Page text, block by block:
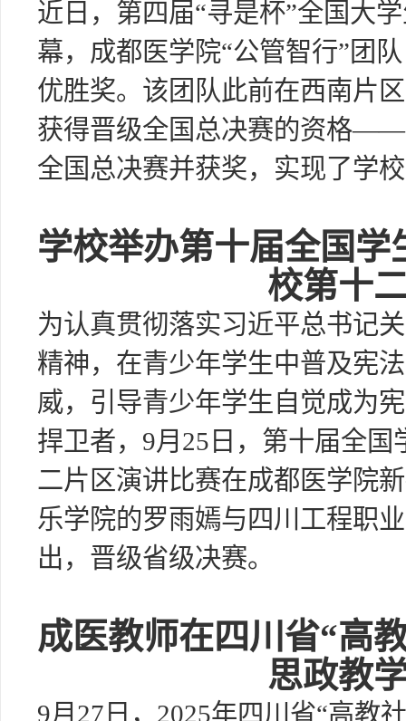
近日，第四届“寻是杯”全国大
幕，成都医学院“公管智行”团
优胜奖。该团队此前在西南片
获得晋级全国总决赛的资格
全国总决赛并获奖，实现了学
学校举办第十届全国学
校第十
为认真贯彻落实习近平总书记
精神，在青少年学生中普及宪
威，引导青少年学生自觉成为
捍卫者，9月25日，第十届全
二片区演讲比赛在成都医学院
乐学院的罗雨嫣与四川工程职
出，晋级省级决赛。
成医教师在四川省“高
思政教
9月27日，2025年四川省“高教